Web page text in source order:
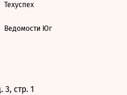
Техуспех
Ведомости Юг
3, стр. 1